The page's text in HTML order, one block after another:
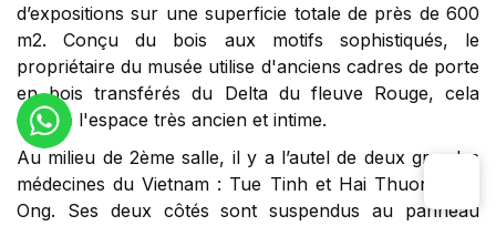
d’expositions sur une superficie totale de près de 600
m2. Conçu du bois aux motifs sophistiqués, le
propriétaire du musée utilise d'anciens cadres de porte
en bois transférés du Delta du fleuve Rouge, cela
rendre l'espace très ancien et intime.
Au milieu de 2ème salle, il y a l’autel de deux grandes
médecines du Vietnam : Tue Tinh et Hai Thuong Lan
Ong. Ses deux côtés sont suspendus au panneau